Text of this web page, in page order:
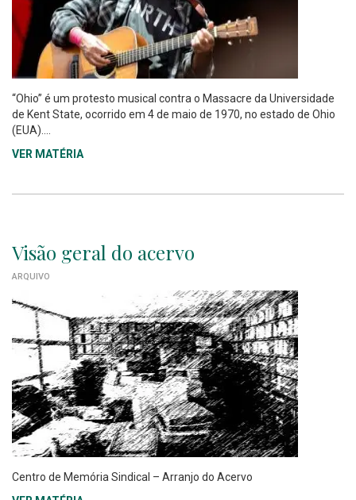
“Ohio” é um protesto musical contra o Massacre da Universidade
de Kent State, ocorrido em 4 de maio de 1970, no estado de Ohio
(EUA)....
VER MATÉRIA
Visão geral do acervo
ARQUIVO
Centro de Memória Sindical – Arranjo do Acervo